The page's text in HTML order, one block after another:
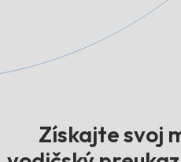
Získajte svoj